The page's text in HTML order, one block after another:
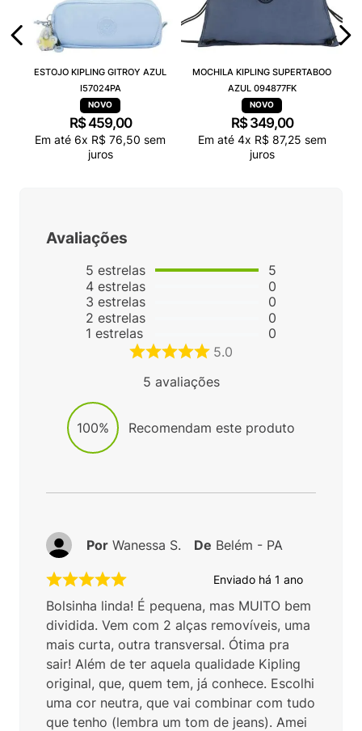
ESTOJO KIPLING GITROY AZUL
I57024PA
R$459,00
Em até 6x R$ 76,50 sem
juros
MOCHILA KIPLING SUPERTABOO
AZUL 094877FK
R$ 349,00
Em até 4x R$ 87,25 sem
juros
Avaliações
5 estrelas
4 estrelas
3 estrelas
2 estrelas
1 estrelas
5
0
0
0
0
5.0
5 avaliações
100% Recomendam este produto
Enviado há 1 ano
Bolsinha linda! É pequena, mas MUITO bem
dividida. Vem com 2 alças removíveis, uma
mais curta, outra transversal. Ótima pra
sair! Além de ter aquela qualidade Kipling
original, que, quem tem, já conhece. Escolhi
uma cor neutra, que vai combinar com tudo
que tenho (lembra um tom de jeans). Amei
Por Wanessa S. De Belém - PA